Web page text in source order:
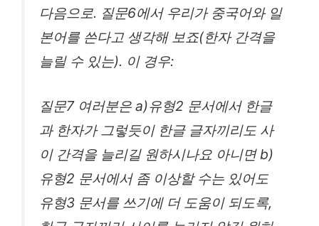
다음으로. 질문6에서 우리가 중국어와 일
본어를 쓴다고 생각해 보죠(한자 간격을
늘릴 수 있는). 이 경우:
질문7 여러분은 a)유형2 문서에서 한글
과 한자가 그렇듯이 한글 글자끼리도 사
이 간격을 늘리길 원하시나요 아니면 b)
유형2 문서에서 좀 이상할 수는 있어도
유형3 문서를 쓰기에 더 도움이 되도록,